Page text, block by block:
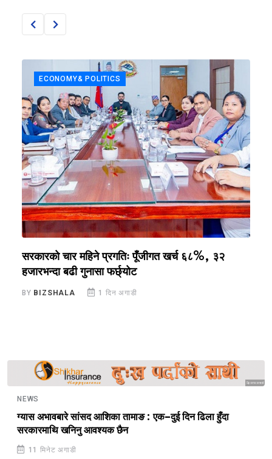
ECONOMY& POLITICS
सरकारको चार महिने प्रगतिः पूँजीगत खर्च ६८%, ३२
हजारभन्दा बढी गुनासा फर्छ्योट
BY BIZSHALA 1 दिन अगाडी
Sponsored
NEWS
ग्यास अभावबारे सांसद आशिका तामाङ : एक–दुई दिन ढिला हुँदा
सरकारमाथि खनिनु आवश्यक छैन
11 मिनेट अगाडी